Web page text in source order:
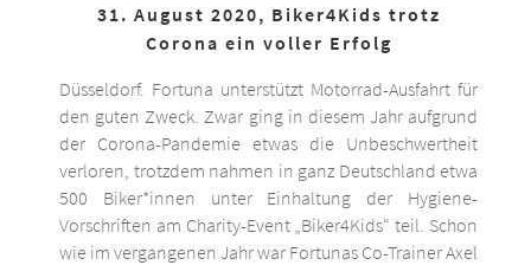
31. August 2020, Biker4Kids trotz
Corona ein voller Erfolg
Düsseldorf. Fortuna unterstützt Motorrad-Ausfahrt für
den guten Zweck. Zwar ging in diesem Jahr aufgrund
der Corona-Pandemie etwas die Unbeschwertheit
verloren, trotzdem nahmen in ganz Deutschland etwa
500 Biker*innen unter Einhaltung der Hygiene-
Vorschriften am Charity-Event „Biker4Kids“ teil. Schon
wie im vergangenen Jahr war Fortunas Co-Trainer Axel